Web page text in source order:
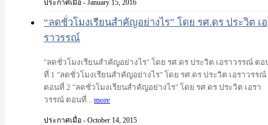
ประกาศเมื่อ - January 15, 2016
“ลดชั่วโมงเรียนสำคัญอย่างไร” โดย รศ.ดร ประวิต เอ
ราวรรณ์
"ลดชั่วโมงเรียนสำคัญอย่างไร" โดย รศ.ดร ประวิต เอราวรรณ์ ตอ
ที่ 1 "ลดชั่วโมงเรียนสำคัญอย่างไร" โดย รศ.ดร ประวิต เอราวรรณ์
ตอนที่ 2 "ลดชั่วโมงเรียนสำคัญอย่างไร" โดย รศ.ดร ประวิต เอรา
วรรณ์ ตอนที่... more
ประกาศเมื่อ - October 14, 2015